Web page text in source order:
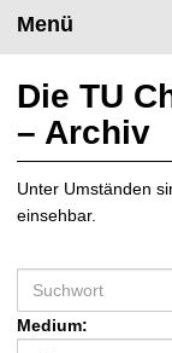
m
H
e
a
u
f
r
u
f
e
Menü
Die TU
– Archiv
Unter Umständen
einsehbar.
u
c
Medium: